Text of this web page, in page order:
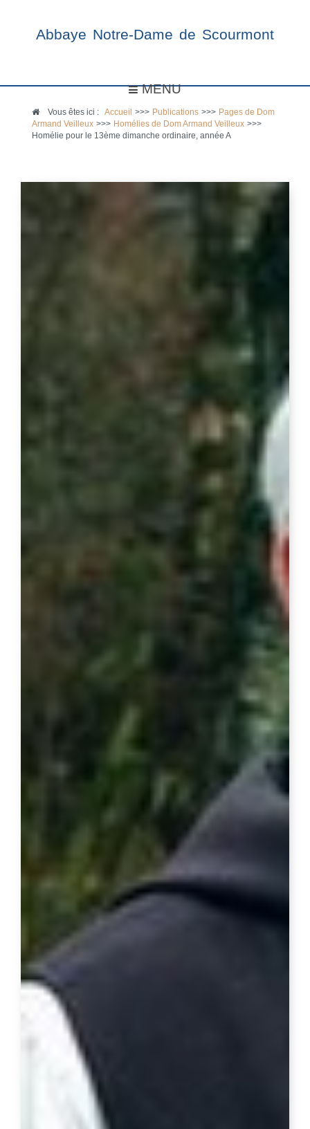
Abbaye Notre-Dame de Scourmont
MENU
Vous êtes ici :Accueil >>> Publications >>> Pages de Dom
Armand Veilleux >>> Homélies de Dom Armand Veilleux >>>
Homélie pour le 13ème dimanche ordinaire, année A